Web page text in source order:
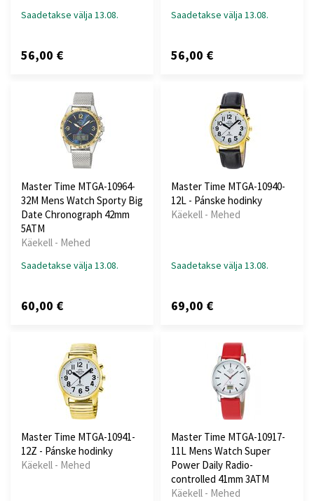
Saadetakse välja 13.08.
56,00 €
Saadetakse välja 13.08.
56,00 €
Master Time MTGA-10964-
32M Mens Watch Sporty Big
Date Chronograph 42mm
5ATM
Käekell - Mehed
Saadetakse välja 13.08.
60,00 €
Master Time MTGA-10940-
12L - Pánske hodinky
Käekell - Mehed
Saadetakse välja 13.08.
69,00 €
Master Time MTGA-10941-
12Z - Pánske hodinky
Käekell - Mehed
Master Time MTGA-10917-
11L Mens Watch Super
Power Daily Radio-
controlled 41mm 3ATM
Käekell - Mehed